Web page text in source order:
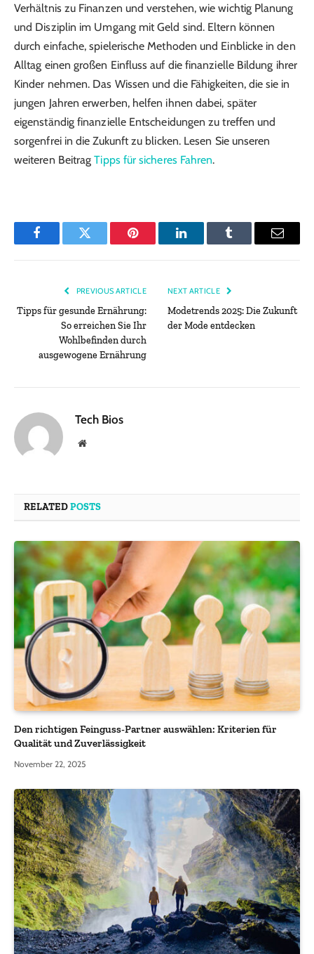
Verhältnis zu Finanzen und verstehen, wie wichtig Planung
und Disziplin im Umgang mit Geld sind. Eltern können
durch einfache, spielerische Methoden und Einblicke in den
Alltag einen großen Einfluss auf die finanzielle Bildung ihrer
Kinder nehmen. Das Wissen und die Fähigkeiten, die sie in
jungen Jahren erwerben, helfen ihnen dabei, später
eigenständig finanzielle Entscheidungen zu treffen und
sorgenfrei in die Zukunft zu blicken. Lesen Sie unseren
weiteren BeitragTipps für sicheres Fahren.
FacebookTwitter Pinterest LinkedInTumblr Email
PREVIOUS ARTICLE
Tipps für gesunde Ernährung:
So erreichen Sie Ihr
Wohlbefinden durch
ausgewogene Ernährung
NEXT ARTICLE
Modetrends 2025: Die Zukunft
der Mode entdecken
Tech Bios
Website
RELATEDPOSTS
Den richtigen Feinguss-Partner auswählen: Kriterien für
Qualität und Zuverlässigkeit
November 22, 2025